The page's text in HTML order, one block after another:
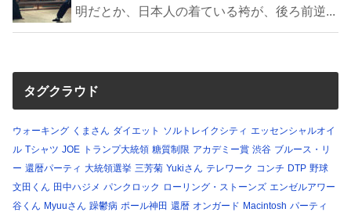
明だとか、日本人の着ている袴が、後ろ前逆...
タグクラウド
ウォーキング くまさん ダイエット ソルトレイクシティ エッセンシャルオイ
ル Tシャツ JOE トランプ大統領 糖質制限 アカデミー賞 渋谷 ブルース・リ
ー 還暦パーティ 大統領選挙 三芳菊 Yukiさん テレワーク コンチ DTP 野球
文田くん 田中ハジメ パンクロック ローリング・ストーンズ エンゼルアワー
谷くん Myuuさん 躁鬱病 ポール神田 還暦 オンガード Macintosh パーティ